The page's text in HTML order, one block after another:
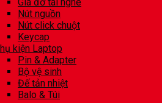
Nút nguồn
Nút click chuột
Keycap
kiện Laptop
Pin & Adapter
Bộ vệ sinh
Đế tản nhiệt
Balo & Túi